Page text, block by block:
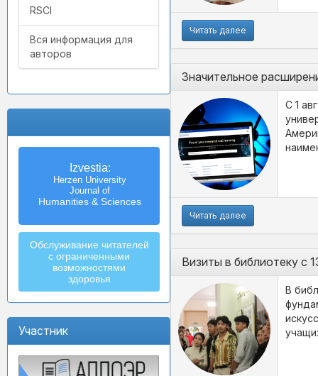
RSCI
Вся информация для
авторов
Izvestia:
Herzen University
Journal of
Humanities & Sciences
Обслуживание читателей
с ограниченными
возможностями
здоровья
Участник
Читать далее
Значительное
С 1
Читать далее
Визиты в библиотеку с
В